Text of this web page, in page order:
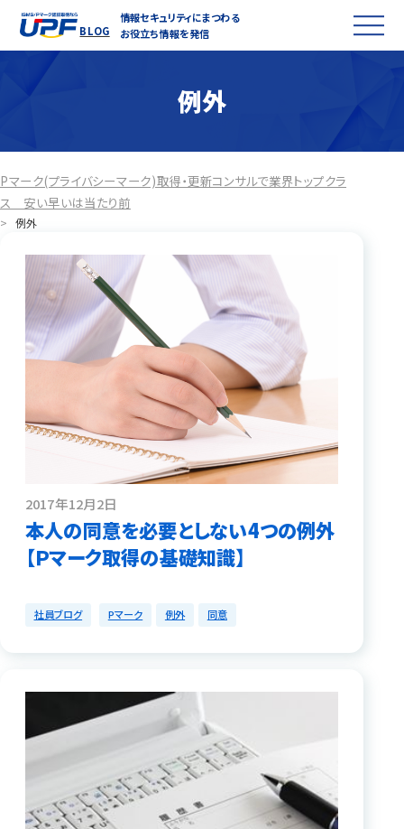
BLOG
情報セキュリティにまつわる
お役立ち情報を発信
例外
Pマーク(プライバシーマーク)取得・更新コンサルで業界トップクラ
ス 安い早いは当たり前
> 例外
2017年12月2日
本人の同意を必要としない4つの例外
【Ｐマーク取得の基礎知識】
社員ブログ Pマーク 例外 同意